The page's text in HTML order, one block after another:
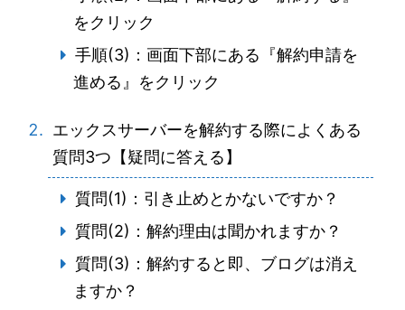
をクリック
手順(3)：画面下部にある『解約申請を
進める』をクリック
エックスサーバーを解約する際によくある
質問3つ【疑問に答える】
質問(1)：引き止めとかないですか？
質問(2)：解約理由は聞かれますか？
質問(3)：解約すると即、ブログは消え
ますか？